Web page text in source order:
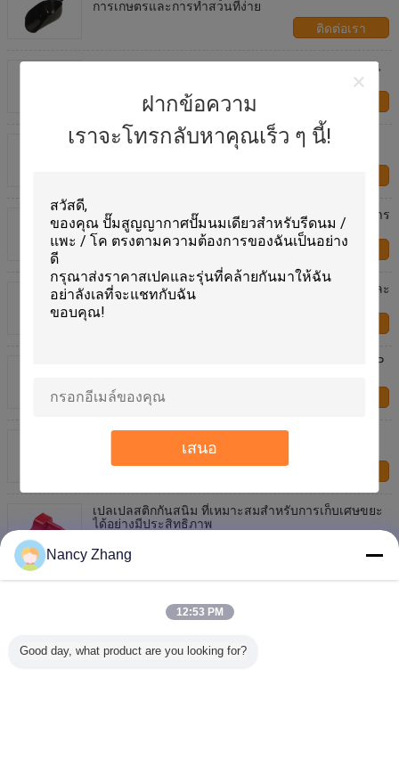
ฝากข้อความ
เราจะโทรกลับหาคุณเร็ว ๆ นี้!
เสนอ
การเกษตรและการทําสวนที่ง่าย
ติดต่อเรา
ทําความสะอาดง่าย พลาสติกสกูป เปล กระชับยาวนาน
การให้อาหารที่ทําให้ไม่ยุ่งยาก 36.5CM พลาสติกสกูป
PP พลาสติกสกูป โปฟ์ เลือกที่ดีที่สุดสําหรับการให้อาหาร
ในงานเกษตร
ติดต่อเรา
โป้สกูปพลาสติกกันสนิม เหมาะสําหรับการให้อาหารและ
การทํางานที่ยาวนาน
การให้อาหารที่ทําโดยไม่ใช้ความพยายาม พลาสติก PP
สกูปปั่นอาหารที่ไม่เป็นพิษ เหมาะสําหรับผสมอาหาร
ทนทาน ปลอดภัย
เปลเปลสติกกันสนิม ที่เหมาะสมสําหรับการเก็บเศษขยะ
ได้อย่างมีประสิทธิภาพ
22.5CM ความยาว พลาสติกฟู้ด เปลือกที่เหมาะสําหรับ
Nancy Zhang
12:53 PM
Good day, what product are you looking for?